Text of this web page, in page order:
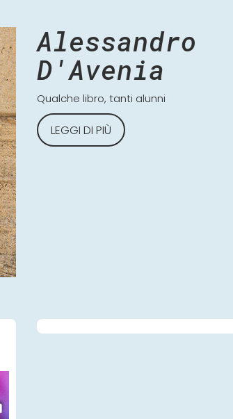
Alessandro
D'Avenia
Qualche libro, tanti alunni
LEGGI DI PIÙ